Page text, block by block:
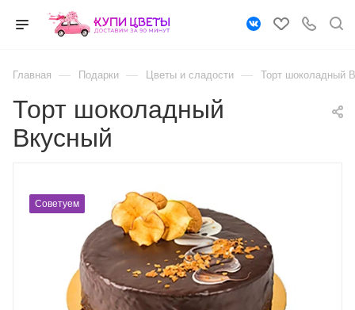
Главная — Подарки — Цветы и сладости — Торт шоколадный
Торт шоколадный
Вкусный
Советуем